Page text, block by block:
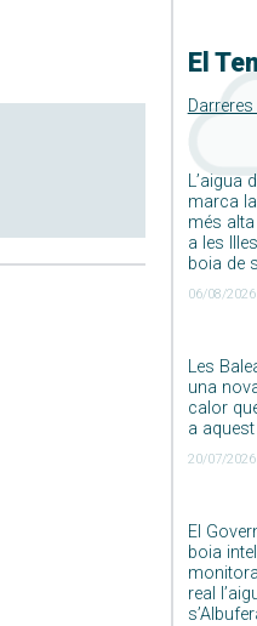
El
L’aigua
marca
més
a les
boia de
06/08/
Les
una
calor
a
20/07/2026
El
boia
real